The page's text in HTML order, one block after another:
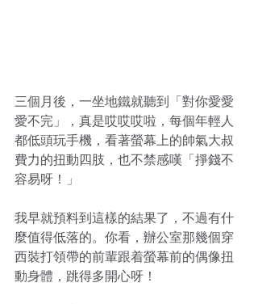
三個月後，一坐地鐵就聽到「對你愛愛
愛不完」，真是哎哎哎啦，每個年輕人
都低頭玩手機，看著螢幕上的帥氣大叔
費力的扭動四肢，也不禁感嘆「掙錢不
容易呀！」
我早就預料到這樣的結果了，不過有什
麼值得低落的。你看，辦公室那幾個穿
西裝打領帶的前輩跟着螢幕前的偶像扭
動身體，跳得多開心呀！